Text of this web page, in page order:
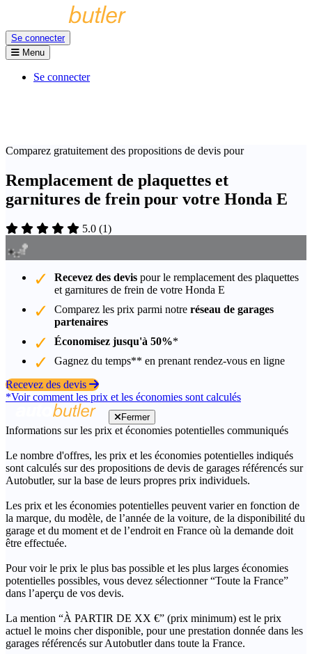
Se connecter
Menu
Se connecter
Comparez gratuitement des propositions de devis pour
Remplacement de plaquettes et
garnitures de frein pour votre Honda E
5.0 (1)
Recevez des devis pour le remplacement des plaquettes
et garnitures de frein de votre Honda E
Comparez les prix parmi notre réseau de garages
partenaires
Économisez jusqu'à 50%*
Gagnez du temps** en prenant rendez-vous en ligne
Recevez des devis
*Voir comment les prix et les économies sont calculés
Fermer
Informations sur les prix et économies potentielles communiqués
Le nombre d'offres, les prix et les économies potentielles indiqués
sont calculés sur des propositions de devis de garages référencés sur
Autobutler, sur la base de leurs propres prix individuels.
Les prix et les économies potentielles peuvent varier en fonction de
la marque, du modèle, de l’année de la voiture, de la disponibilité du
garage et du moment et de l’endroit en France où la demande doit
être effectuée.
Pour voir le prix le plus bas possible et les plus larges économies
potentielles possibles, vous devez sélectionner “Toute la France”
dans l’aperçu de vos devis.
La mention “À PARTIR DE XX €” (prix minimum) est le prix
actuel le moins cher disponible, pour une prestation donnée dans les
garages référencés sur Autobutler dans toute la France.